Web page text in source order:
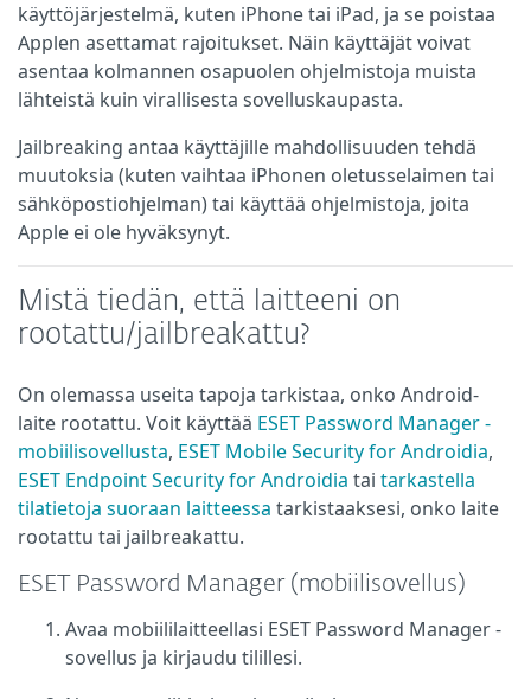
käyttöjärjestelmä, kuten iPhone tai iPad, ja se poistaa
Applen asettamat rajoitukset. Näin käyttäjät voivat
asentaa kolmannen osapuolen ohjelmistoja muista
lähteistä kuin virallisesta sovelluskaupasta.
Jailbreaking antaa käyttäjille mahdollisuuden tehdä
muutoksia (kuten vaihtaa iPhonen oletusselaimen tai
sähköpostiohjelman) tai käyttää ohjelmistoja, joita
Apple ei ole hyväksynyt.
Mistä tiedän, että laitteeni on
rootattu/jailbreakattu?
On olemassa useita tapoja tarkistaa, onko Android-
laite rootattu. Voit käyttää ESET Password Manager -
mobiilisovellusta, ESET Mobile Security for Androidia,
ESET Endpoint Security for Androidia tai tarkastella
tilatietoja suoraan laitteessa tarkistaaksesi, onko laite
rootattu tai jailbreakattu.
ESET Password Manager (mobiilisovellus)
Avaa mobiililaitteellasi ESET Password Manager -
sovellus ja kirjaudu tilillesi.